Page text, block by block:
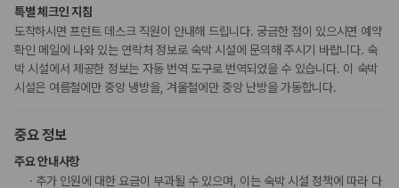
특별 체크인 지침
도착하시면 프런트 데스크 직원이 안내해 드립니다. 궁금한 점이 있으시면 예약
확인 메일에 나와 있는 연락처 정보로 숙박 시설에 문의해 주시기 바랍니다. 숙
박 시설에서 제공한 정보는 자동 번역 도구로 번역되었을 수 있습니다. 이 숙박
시설은 여름철에만 중앙 냉방을, 겨울철에만 중앙 난방을 가동합니다.
중요 정보
주요 안내사항
추가 인원에 대한 요금이 부과될 수 있으며, 이는 숙박 시설 정책에 따라 다